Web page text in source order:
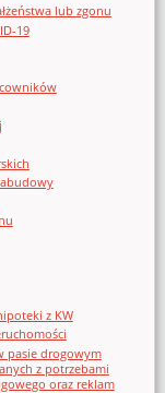
lub zgonu
19
z KW
pasie drogowym
z potrzebami
oraz reklam